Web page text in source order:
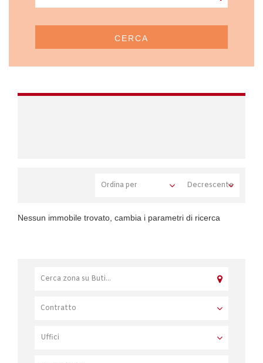
CERCA
Nessun immobile trovato, cambia i parametri di ricerca